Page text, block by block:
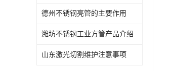
德州不锈钢亮管的主要作用
潍坊不锈钢工业方管产品介绍
山东激光切割维护注意事项